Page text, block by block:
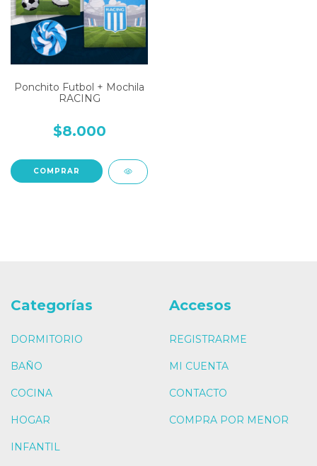
Ponchito Futbol + Mochila
RACING
$8.000
COMPRAR
Categorías
DORMITORIO
BAÑO
COCINA
HOGAR
INFANTIL
Accesos
REGISTRARME
MI CUENTA
CONTACTO
COMPRA POR MENOR